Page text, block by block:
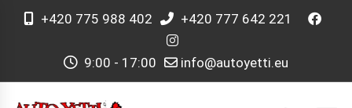
+420 775 988 402 +420 777 642 221
9:00 - 17:00 info@autoyetti.eu